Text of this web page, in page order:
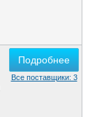
Подробнее
Все поставщики: 3